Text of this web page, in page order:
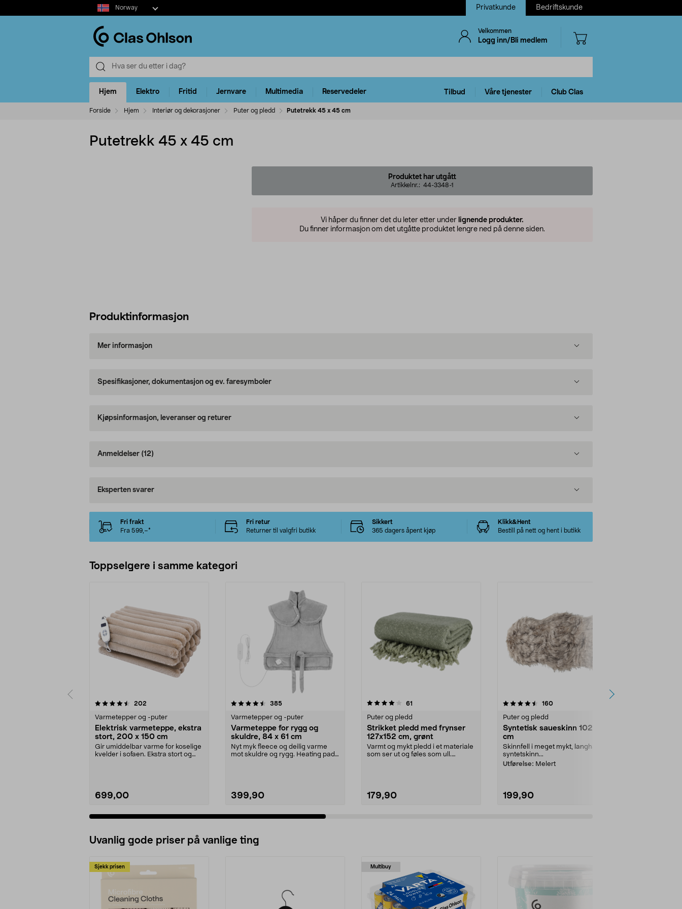
Select
market
Norway Privatkunde Bedriftskunde
Velkommen
Logg inn/Bli medlem
Hjem Elektro Fritid Jernvare Multimedia Reservedeler Tilbud Våre tjenester Club Clas
Forside Hjem Interiør og dekorasjoner Puter og pledd Putetrekk 45 x 45 cm
Putetrekk 45 x 45 cm
Produktet har utgått
Artikkelnr.: 44-3348-1
Vi håper du finner det du leter etter under lignende produkter.
Du finner informasjon om det utgåtte produktet lengre ned på denne siden.
Produktinformasjon
Mer informasjon
Spesifikasjoner, dokumentasjon og ev. faresymboler
Kjøpsinformasjon, leveranser og returer
Anmeldelser (12)
Eksperten svarer
Fri frakt
Fra 599,–*
Fri retur
Returner til valgfri butikk
Sikkert
365 dagers åpent kjøp
Klikk&Hent
Bestill på nett og hent i butikk
Toppselgere i samme kategori
202
Varmetepper og -puter
Elektrisk varmeteppe, ekstra
stort, 200 x 150 cm
Gir umiddelbar varme for koselige
kvelder i sofaen. Ekstra stort og
699,00
4.5 av 5 stjerner 385anmeldelser
Varmetepper og -puter
Varmeteppe for rygg og
skuldre, 84 x 61 cm
Nyt myk fleece og deilig varme
mot skuldre og rygg. Heating pad
399,90
4.0 av 5 stjerner 61
Puter og pledd
Strikket pledd med frynser
127x152 cm, grønt
Varmt og mykt pledd i et materiale
som ser ut og føles som ull.
179,90
4.5 av 5 stjerner 160anmeldelser
Puter og pledd
Syntetisk saueskinn 102 x 65
cm
Skinnfell i meget mykt, langhåret
syntetskinn...
Utførelse: Melert
199,90
4.5 av 5 stjerner
Uvanlig gode priser på vanlige ting
Sjekk prisen Multibuy